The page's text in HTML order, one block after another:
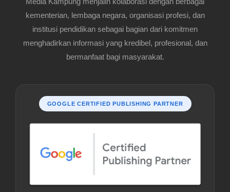
kementerian, lembaga negara, organisasi profesi, dan
institusi pendidikan sebagai bagian dari komitmen
menghadirkan informasi yang kredibel, profesional, dan
bermanfaat bagi masyarakat.
GOOGLE CERTIFIED PUBLISHING PARTNER